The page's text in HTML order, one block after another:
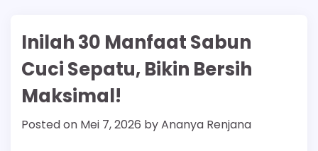
Inilah 30 Manfaat Sabun
Cuci Sepatu, Bikin Bersih
Maksimal!
Posted on Mei 7, 2026 byAnanya Renjana